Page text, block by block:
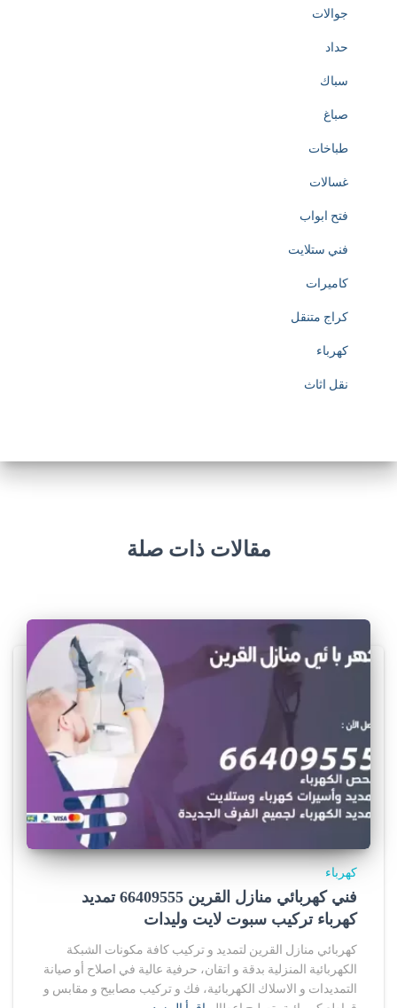
جوالات
حداد
سباك
صباغ
طباخات
غسالات
فتح ابواب
فني ستلايت
كاميرات
كراج متنقل
كهرباء
نقل اثاث
مقالات ذات صلة
كهرباء
فني كهربائي منازل القرين 66409555 تمديد
كهرباء تركيب سبوت لايت وليدات
كهربائي منازل القرين لتمديد و تركيب كافة مكونات الشبكة
الكهربائية المنزلية بدقة و اتقان، حرفية عالية في اصلاح أو صيانة
التمديدات و الاسلاك الكهربائية، فك و تركيب مصابيح و مقابس و